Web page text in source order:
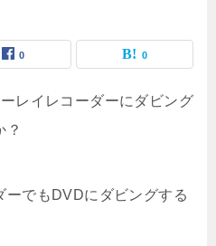
0 0
レイレコーダーにダビング
？
ーでもDVDにダビングする